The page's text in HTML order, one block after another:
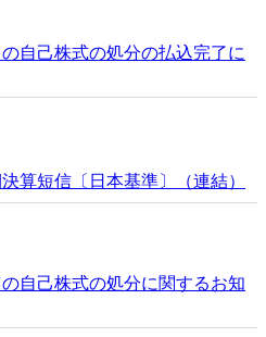
自己株式の処分の払込完了に
算短信〔日本基準〕（連結）
自己株式の処分に関するお知